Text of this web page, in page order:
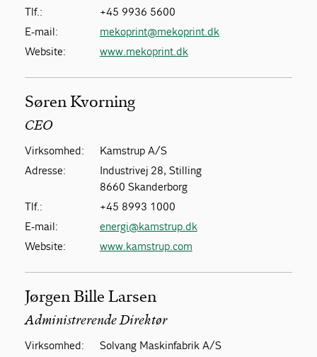
Tlf.:
+45 9936 5600
E-mail:
mekoprint@mekoprint.dk
Website:
www.mekoprint.dk
Søren Kvorning
CEO
Virksomhed:
Kamstrup A/S
Adresse:
Industrivej 28, Stilling
8660 Skanderborg
Tlf.:
+45 8993 1000
E-mail:
energi@kamstrup.dk
Website:
www.kamstrup.com
Jørgen Bille Larsen
Administrerende Direktør
Virksomhed:
Solvang Maskinfabrik A/S